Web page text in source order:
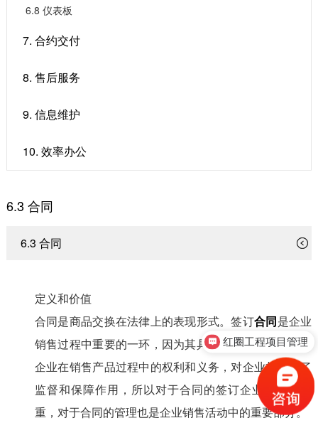
6.8 仪表板
7. 合约交付
8. 售后服务
9. 信息维护
10. 效率办公
6.3 合同
6.3 合同
定义和价值
合同是商品交换在法律上的表现形式。签订合同是企业
销售过程中重要的一环，因为其具有法律效应，确定了
企业在销售产品过程中的权利和义务，对企业权益起了
监督和保障作用，所以对于合同的签订企业都非常慎
重，对于合同的管理也是企业销售活动中的重要部分。
红圈工程项目管理